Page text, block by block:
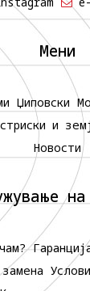
Мени
Џиповски
и
Новости